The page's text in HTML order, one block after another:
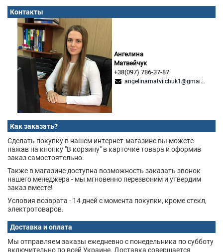
Контакты
Ангелина
Матвейчук
+38(097) 786-37-87
angelinamatviichuk1@gmail.com
Как заказать?
Сделать покупку в нашем интернет-магазине вы можете
нажав на кнопку "В корзину" в карточке товара и оформив
заказ самостоятельно.
Также в магазине доступна возможность заказать звонок
нашего менеджера - мы мгновенно перезвоним и утвердим
заказ вместе!
Условия возврата - 14 дней с момента покупки, кроме стекл,
электротоваров.
Доставка и оплата
Мы отправляем заказы ежедневно с понедельника по субботу
включительно по всей Украине. Доставка совершается